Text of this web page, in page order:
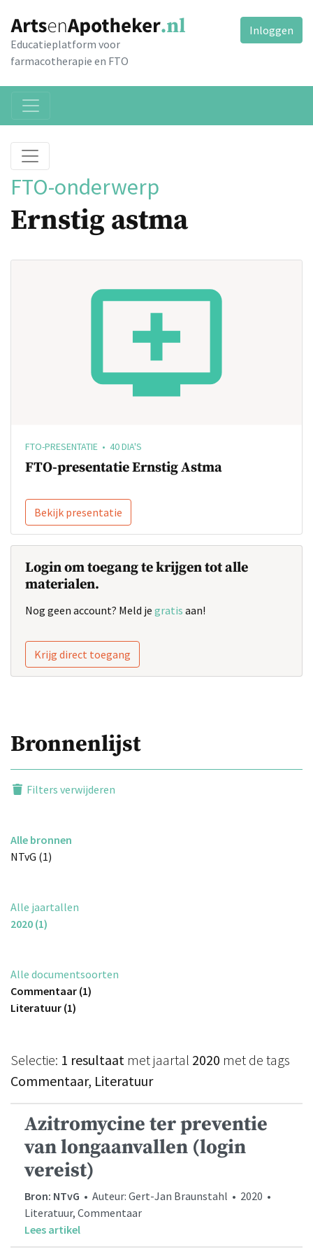
Educatieplatform voor
farmacotherapie en FTO
Inloggen
FTO-onderwerp
Ernstig astma
FTO-PRESENTATIE • 40 DIA'S
FTO-presentatie Ernstig Astma
Bekijk presentatie
Login om toegang te krijgen tot alle
materialen.
Nog geen account? Meld je gratis aan!
Krijg direct toegang
Bronnenlijst
Filters verwijderen
Alle bronnen
NTvG (1)
Alle jaartallen
2020 (1)
Alle documentsoorten
Commentaar (1)
Literatuur (1)
Selectie: 1 resultaat met jaartal 2020 met de tags
Commentaar, Literatuur
Azitromycine ter preventie
van longaanvallen (login
vereist)
Bron: NTvG • Auteur: Gert-Jan Braunstahl • 2020 •
Literatuur, Commentaar
Lees artikel